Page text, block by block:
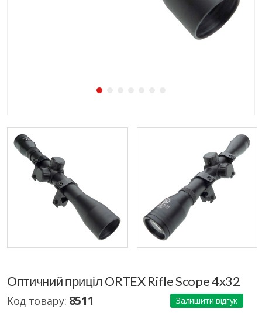
Оптичний приціл ORTEX Rifle Scope 4x32
Код товару: 8511
Залишити відгук